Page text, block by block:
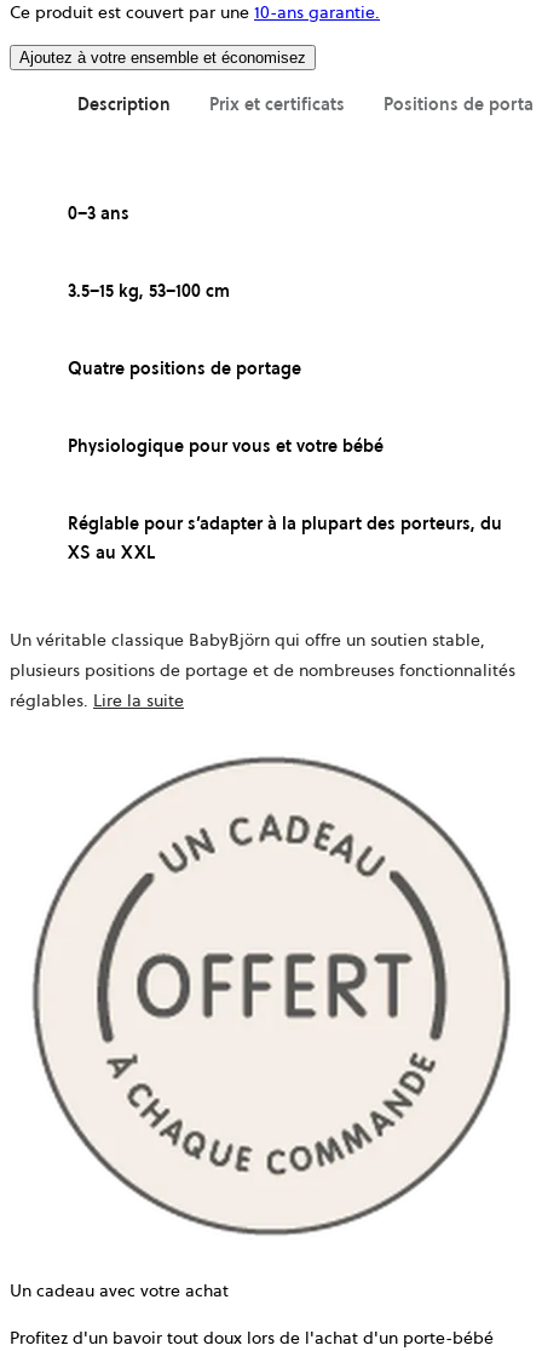
Ce produit est couvert par une 10-ans garantie.
Ajoutez à votre ensemble et économisez
Description Prix et certificats Positions de
0–3 ans
3.5–15 kg, 53–100 cm
Quatre positions de portage
Physiologique pour vous et votre bébé
Réglable pour s’adapter à la plupart des porteurs, du
XS au XXL
Un véritable classique BabyBjörn qui offre un soutien stable,
plusieurs positions de portage et de nombreuses fonctionnalités
réglables. Lire la suite
Un cadeau avec votre achat
Profitez d'un bavoir tout doux lors de l'achat d'un porte-bébé